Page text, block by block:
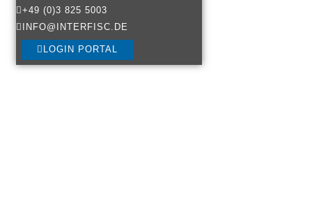
+49 (0)3 825 5003
INFO@INTERFISC.DE
LOGIN PORTAL